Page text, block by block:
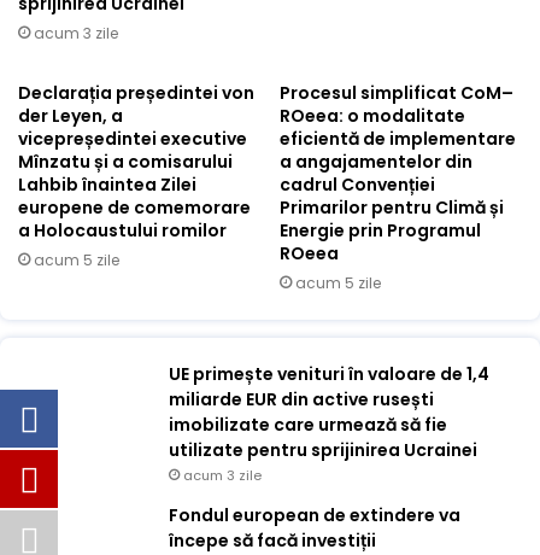
acum 3 zile
Declarația președintei von
der Leyen, a
vicepreședintei executive
Mînzatu și a comisarului
Lahbib înaintea Zilei
europene de comemorare
a Holocaustului romilor
acum 5 zile
Procesul simplificat CoM–
ROeea: o modalitate
eficientă de implementare
a angajamentelor din
cadrul Convenției
Primarilor pentru Climă și
Energie prin Programul
ROeea
acum 5 zile
UE primește venituri în valoare de 1,4
miliarde EUR din active rusești
imobilizate care urmează să fie
utilizate pentru sprijinirea Ucrainei
acum 3 zile
Fondul european de extindere va
începe să facă investiții